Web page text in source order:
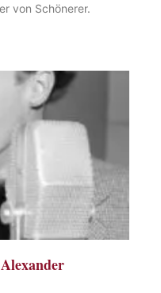
von Schönerer.